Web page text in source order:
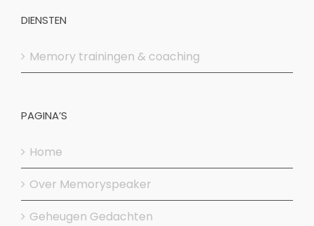
DIENSTEN
Memory trainingen & coaching
PAGINA’S
Home
Over Memoryspeaker
Geheugen Gedachten